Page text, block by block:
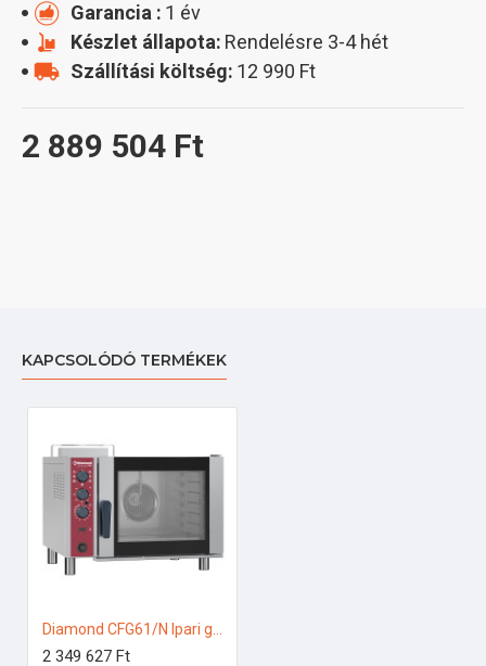
2 889 504 Ft
Garancia : 1 év
Készlet állapota: Rendelésre 3-4 hét
Szállítási költség: 12 990 Ft
KAPCSOLÓDÓ TERMÉKEK
2 349 627 Ft